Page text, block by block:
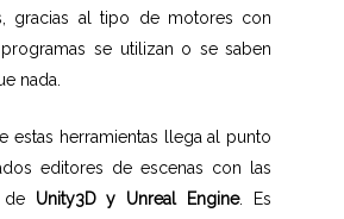
gracias al tipo de motores con
se utilizan o se saben
nada.
estas herramientas llega al punto
editores de escenas con las
deUnity3D y Unreal Engine. Es